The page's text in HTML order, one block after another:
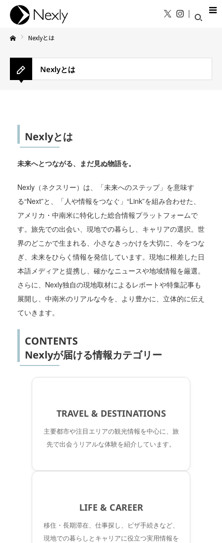
Nexlyとは
Nexlyとは
Nexlyとは
未来へとつながる、まだ見ぬ物語を。
Nexly（ネクスリー）は、「未来へのステップ」を意味す
る“Next”と、「人や情報をつなぐ」“Link”を組み合わせた、
アメリカ・中南米に特化した総合情報プラットフォームで
す。旅先での出会い、現地での暮らし、キャリアの選択。世
界のどこかで生まれる、小さなきっかけを大切に、今をつな
ぎ、未来をひらく情報を発信しています。現地に根差した日
本語メディアと提携し、確かなニュースや地域情報を厳選。
さらに、Nexly独自の現地取材によるレポートや特集記事も
展開し、中南米のリアルな今を、より豊かに、立体的に伝え
ていきます。
CONTENTS
Nexlyが届ける情報カテゴリー
TRAVEL & DESTINATIONS
主要都市や注目エリアの観光情報を中心に、旅
先で出会うリアルな体験を紹介しています。
LIFE & CAREER
移住・長期滞在、仕事探し、ビザ手続きなど、
現地での暮らしとキャリアに役立つ実用情報を